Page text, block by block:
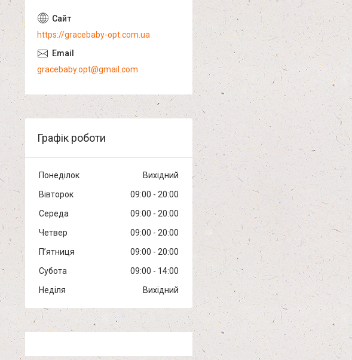
https://gracebaby-opt.com.ua
gracebaby.opt@gmail.com
Графік роботи
Понеділок
Вихідний
Вівторок
09:00
20:00
Середа
09:00
20:00
Четвер
09:00
20:00
Пʼятниця
09:00
20:00
Субота
09:00
14:00
Неділя
Вихідний